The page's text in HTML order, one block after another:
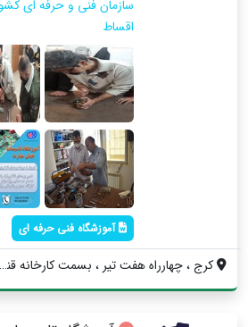
سازمان فنی و حرفه ای
اقساط
آموزشگاه فنی حرفه ای
کرج ، چهارراه هفت تیر ، بسمت کارخانه قند...